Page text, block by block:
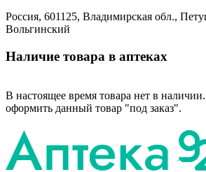
Россия, 601125, Владимирская обл.,
Вольгинский
Наличие товара в аптеках
В настоящее время товара нет в
оформить данный товар "под заказ".